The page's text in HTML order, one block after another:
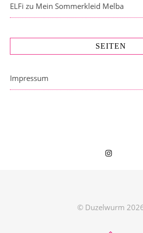
ELFi zu Mein Sommerkleid Melba
SEITEN
Impressum
© Duzelwurm